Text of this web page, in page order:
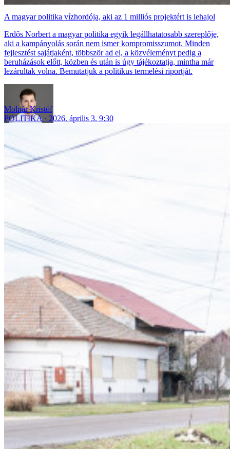
A magyar politika vízhordója, aki az 1 milliós projektért is lehajol
Erdős Norbert a magyar politika egyik legállhatatosabb szereplője,
aki a kampányolás során nem ismer kompromisszumot. Minden
fejlesztést sajátjaként, többször ad el, a közvéleményt pedig a
beruházások előtt, közben és után is úgy tájékoztatja, mintha már
lezárultak volna. Bemutatjuk a politikus termelési riportját.
Molnár Kristóf
POLITIKA
2026. április 3. 9:30